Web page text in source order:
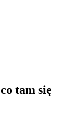
tam się